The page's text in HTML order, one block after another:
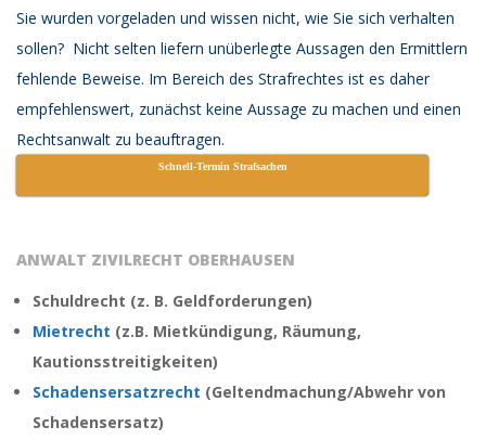
Sie wurden vorgeladen und wissen nicht, wie Sie sich verhalten
sollen? Nicht selten liefern unüberlegte Aussagen den Ermittlern
fehlende Beweise. Im Bereich des Strafrechtes ist es daher
empfehlenswert, zunächst keine Aussage zu machen und einen
Rechtsanwalt zu beauftragen.
Schnell-Termin Strafsachen
ANWALT ZIVILRECHT OBERHAUSEN
Schuldrecht (z. B. Geldforderungen)
Mietrecht (z.B. Mietkündigung, Räumung,
Kautionsstreitigkeiten)
Schadensersatzrecht (Geltendmachung/Abwehr von
Schadensersatz)